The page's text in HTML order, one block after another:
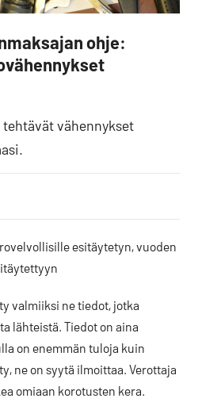
ohje:
vähennykset
esitäytetyn, vuoden
valmiiksi ne tiedot, jotka
lähteistä. Tiedot on aina
on enemmän tuloja kuin
ne on syytä ilmoittaa. Verottaja
omiaan korotusten kera.